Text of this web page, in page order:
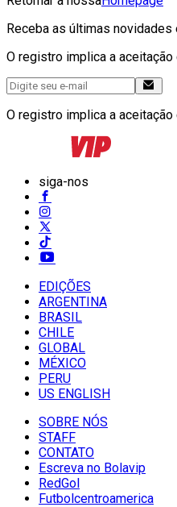
Receba as últimas
O registro implica a aceitação
O registro implica a aceitação
siga-nos
EDIÇÕES
ARGENTINA
BRASIL
CHILE
GLOBAL
MÉXICO
PERU
US ENGLISH
SOBRE NÓS
STAFF
CONTATO
Escreva no Bolavip
RedGol
Futbolcentroamerica